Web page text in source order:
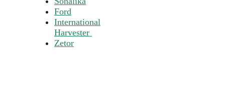
Ford
International
Harvester
Zetor